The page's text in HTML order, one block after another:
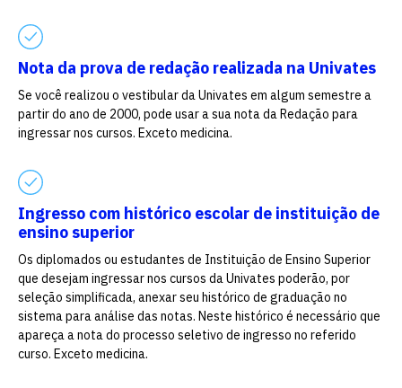
Nota da prova de redação realizada na Univates
Se você realizou o vestibular da Univates em algum semestre a
partir do ano de 2000, pode usar a sua nota da Redação para
ingressar nos cursos. Exceto medicina.
Ingresso com histórico escolar de instituição de
ensino superior
Os diplomados ou estudantes de Instituição de Ensino Superior
que desejam ingressar nos cursos da Univates poderão, por
seleção simplificada, anexar seu histórico de graduação no
sistema para análise das notas. Neste histórico é necessário que
apareça a nota do processo seletivo de ingresso no referido
curso. Exceto medicina.